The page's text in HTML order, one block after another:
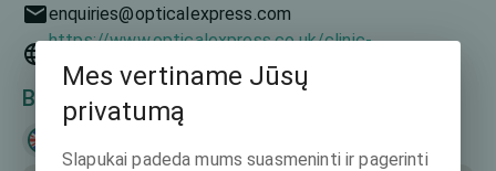
enquiries@opticalexpress.com
https://www.opticalexpress.co.uk/clinic-
finder/south-of-england/torquay-the-terrace
Bendravimo kalbos
Mes vertiname Jūsų
privatumą
Slapukai padeda mums suasmeninti ir pagerinti